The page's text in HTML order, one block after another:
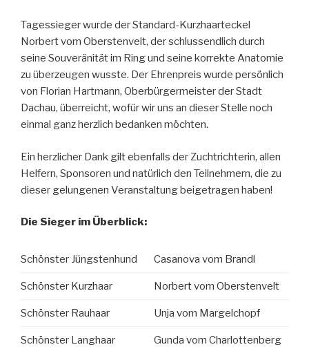
Tagessieger wurde der Standard-Kurzhaarteckel
Norbert vom Oberstenvelt, der schlussendlich durch
seine Souveränität im Ring und seine korrekte Anatomie
zu überzeugen wusste. Der Ehrenpreis wurde persönlich
von Florian Hartmann, Oberbürgermeister der Stadt
Dachau, überreicht, wofür wir uns an dieser Stelle noch
einmal ganz herzlich bedanken möchten.
Ein herzlicher Dank gilt ebenfalls der Zuchtrichterin, allen
Helfern, Sponsoren und natürlich den Teilnehmern, die zu
dieser gelungenen Veranstaltung beigetragen haben!
Die Sieger im Überblick:
Schönster Jüngstenhund Casanova vom Brandl
Schönster Kurzhaar Norbert vom Oberstenvelt
Schönster Rauhaar Unja vom Margelchopf
Schönster Langhaar Gunda vom Charlottenberg